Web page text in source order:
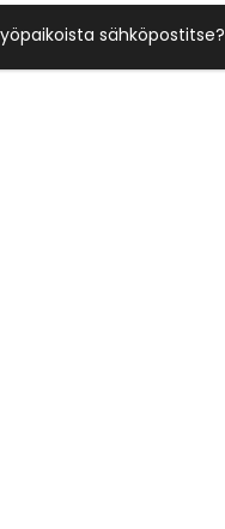
sähköpostitse?